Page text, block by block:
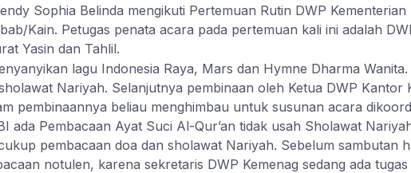
Sophia Belinda mengikuti Pertemuan Rutin DWP
Kain. Petugas penata acara pada pertemuan kali ini adalah
Yasin dan Tahlil.
lagu Indonesia Raya, Mars dan Hymne Dharma
Nariyah. Selanjutnya pembinaan oleh Ketua DWP
pembinaannya beliau menghimbau untuk susunan acara
ada Pembacaan Ayat Suci Al-Qur’an tidak usah Sholawat
pembacaan doa dan sholawat Nariyah. Sebelum sambutan
notulen, karena sekretaris DWP Kemenag sedang ada